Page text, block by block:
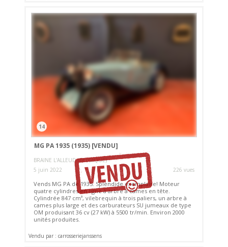
14
MG PA 1935 (1935) [VENDU]
BRAINE L'ALLEUD (BELGIQUE)
5 juin 2022
226 vues
Vends MG PA de 1935. Splendide exemplaire! Moteur
quatre cylindres en ligne à arbre à cames en tête.
Cylindrée 847 cm³, vilebrequin à trois paliers, un arbre à
cames plus large et des carburateurs SU jumeaux de type
OM produisant 36 cv (27 kW) à 5500 tr/min. Environ 2000
unités produites.
Vendu par : carrosseriejanssens